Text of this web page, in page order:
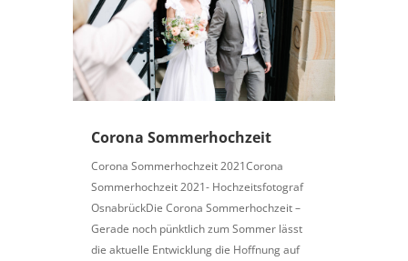
Corona Sommerhochzeit
Corona Sommerhochzeit 2021Corona
Sommerhochzeit 2021- Hochzeitsfotograf
OsnabrückDie Corona Sommerhochzeit –
Gerade noch pünktlich zum Sommer lässt
die aktuelle Entwicklung die Hoffnung auf